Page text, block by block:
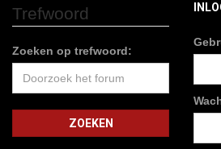
Trefwoord
Zoeken op trefwoord: